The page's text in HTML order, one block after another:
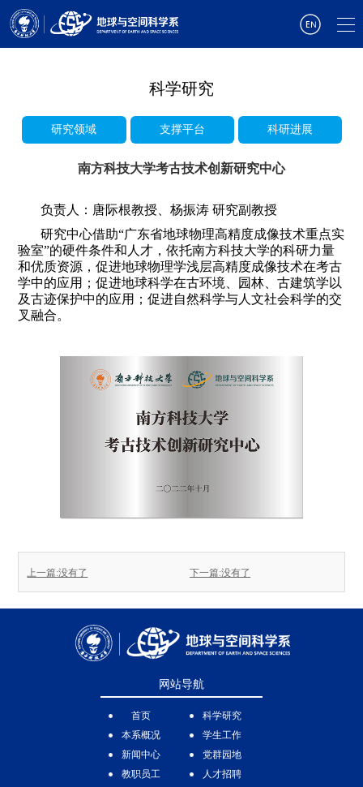
CTYPE html>
科学研究
研究领域 支撑平台 科研进展
南方科技大学考古技术创新研究中心
负责人：唐际根教授、杨振涛 研究副教授
研究中心借助“广东省地球物理高精度成像技术重点实
验室”的硬件条件和人才，依托南方科技大学的科研力量
和优质资源，促进地球物理学浅层高精度成像技术在考古
学中的应用；促进地球科学在古环境、园林、古建筑学以
及古迹保护中的应用；促进自然科学与人文社会科学的交
叉融合。
上一篇:没有了 下一篇:没有了
网站导航
首页
本系概况
新闻中心
教职员工
科学研究
学生工作
党群园地
人才招聘